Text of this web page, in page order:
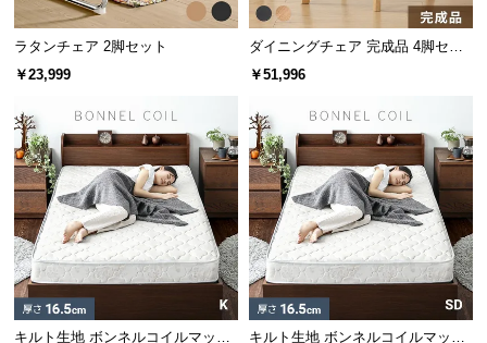
お
知
ら
ブ
ロ
グ
企
ラタンチェア 2脚セット
￥23,999
ダイニングチェア 完成品 4脚セッ
ト
￥51,996
キルト生地 ボンネルコイルマット
キルト生地 ボンネルコイルマット